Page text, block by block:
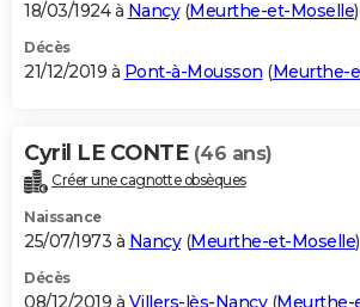
18/03/1924 à Nancy(Meurthe-et-Moselle)
Décès
21/12/2019 à Pont-à-Mousson (Meurthe-
Cyril LE CONTE (46 ans)
Créer une cagnotte obsèques
Naissance
25/07/1973 à Nancy(Meurthe-et-Moselle)
Décès
08/12/2019 à Villers-lès-Nancy(Meurthe-